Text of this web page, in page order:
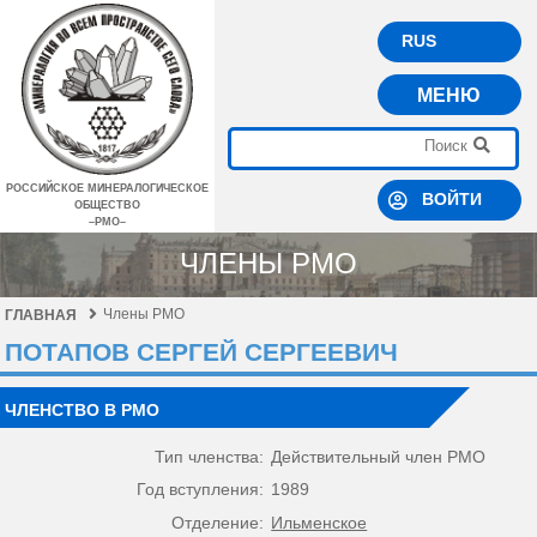
РОССИЙСКОЕ МИНЕРАЛОГИЧЕСКОЕ
ОБЩЕСТВО
–РМО–
RUS
МЕНЮ
ВОЙТИ
ЧЛЕНЫ РМО
ГЛАВНАЯ Члены РМО
ПОТАПОВ СЕРГЕЙ СЕРГЕЕВИЧ
ЧЛЕНСТВО В РМО
Тип членства: Действительный член РМО
Год вступления: 1989
Отделение: Ильменское